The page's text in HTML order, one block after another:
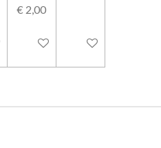
€ 2,00
In winkelwagenIn winkelwagen